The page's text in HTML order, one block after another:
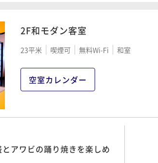
りが楽しめる＜伊勢海老のお
違う大切な１日 【ケーキ＆
ラン】
2F和モダン客室
23平米 喫煙可 無料Wi-Fi 和室
空室カレンダー
アワビの踊り焼きを楽しめ